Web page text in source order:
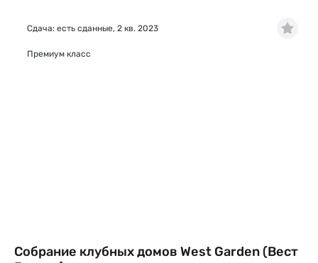
Собрание клубных домов West Garden (Вест
Сдача: есть сданные, 2 кв. 2023
Премиум класс